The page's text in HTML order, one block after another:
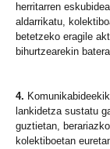
herritarren
aldarrikatu,
betetzeko eragile
bihurtzearekin
4.
lankidetza sustatu
guztietan,
kolektiboetan